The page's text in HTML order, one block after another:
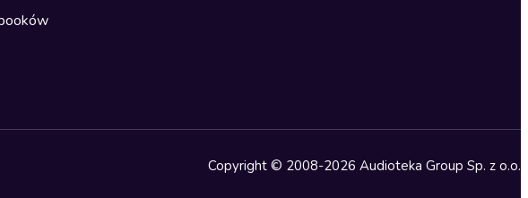
Copyright © 2008-2026 Audioteka Group Sp. z o.o.